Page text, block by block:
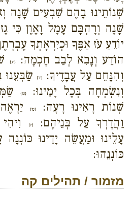
שְׁנוֹתֵינוּ בָהֶם שִׁבְעִים שָׁנָה
שָׁנָה וְרָהְבָּם עָמָל וָאָוֶן כִּי
יוֹדֵעַ עֹז אַפֶּךָ וּכְיִרְאָתְךָ
הוֹדַע וְנָבִא לְבַב חָכְמָה:{יג}
וְהִנָּחֵם עַל עֲבָדֶיךָ:
{יד}
שַׂבְּעֵנוּ
וְנִשְׂמְחָה בְּכָל יָמֵינוּ:{טו}
שְׁנוֹת רָאִינוּ רָעָה:{טז}
וַהֲדָרְךָ עַל בְּנֵיהֶם:{יז}
עָלֵינוּ וּמַעֲשֵׂה יָדֵינוּ כּוֹנְנָה
כּוֹנְנֵהוּ:
מזמור / תהילים קה